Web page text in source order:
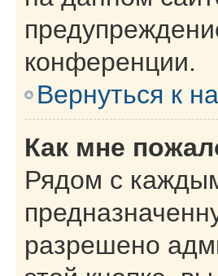
конференции.
Вернуться к
Как мне
Рядом с
разрешено